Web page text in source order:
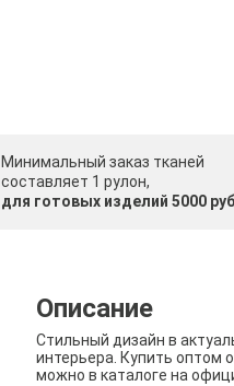
Минимальный заказ тканей
составляет 1 рулон,
для готовых изделий 5000
Описание
Стильный дизайн в
интерьера. Купить оптом
можно в каталоге на